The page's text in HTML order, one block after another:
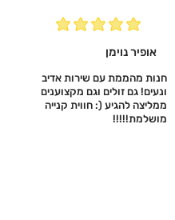
אופיר נוימן
חנות מהממת עם שירות אדיב
ונעים! גם זולים וגם מקצוענים
ממליצה להגיע (: חווית קנייה
מושלמת!!!!!‎